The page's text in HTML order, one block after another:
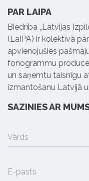
PAR LAIPA
Biedrība „Latvijas
(LaIPA) ir kolektīvā
apvienojušies
fonogrammu
un saņemtu taisnīgu
izmantošanu Latvijā
SAZINIES AR
Vārds
E-pasts